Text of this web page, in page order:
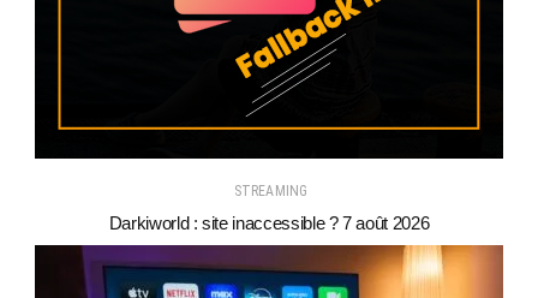
STREAMING
Darkiworld : site inaccessible ? 7 août 2026